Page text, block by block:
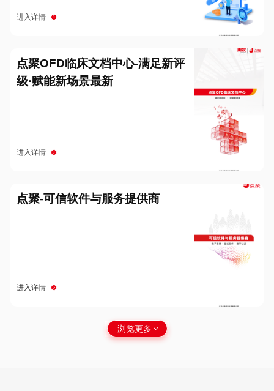
进入详情
点聚OFD临床文档中心-满足新评
级·赋能新场景最新
进入详情
点聚-可信软件与服务提供商
进入详情
浏览更多